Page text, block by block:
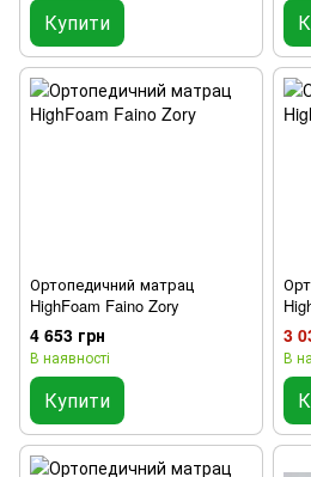
Купити
Ортопедичний матрац
HighFoam Faino Zory
4 653 грн
В наявності
Купити
3
В